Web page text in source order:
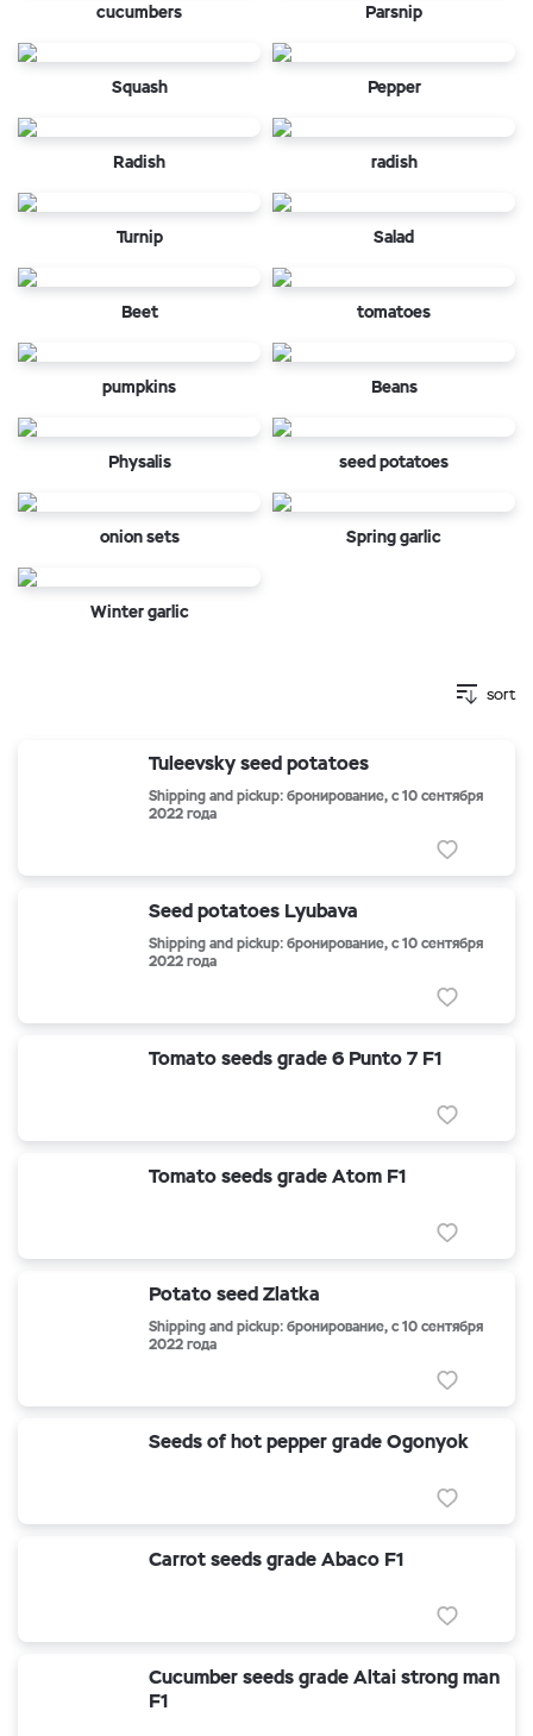
cucumbers Parsnip
Squash Pepper
Radish radish
Turnip Salad
Beet tomatoes
pumpkins Beans
Physalis seed potatoes
onion sets Spring garlic
Winter garlic
sort
Tuleevsky seed potatoes
Shipping and pickup: бронирование, с 10 сентября
2022 года
Seed potatoes Lyubava
Shipping and pickup: бронирование, с 10 сентября
2022 года
Tomato seeds grade 6 Punto 7 F1
Tomato seeds grade Atom F1
Potato seed Zlatka
Shipping and pickup: бронирование, с 10 сентября
2022 года
Seeds of hot pepper grade Ogonyok
Carrot seeds grade Abaco F1
Cucumber seeds grade Altai strong man
F1